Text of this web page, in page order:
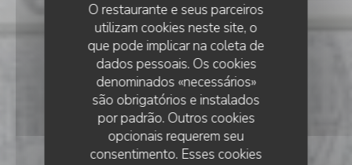
O restaurante e seus parceiros
utilizam cookies neste site, o
que pode implicar na coleta de
dados pessoais. Os cookies
denominados «necessários»
são obrigatórios e instalados
por padrão. Outros cookies
opcionais requerem seu
consentimento. Esses cookies